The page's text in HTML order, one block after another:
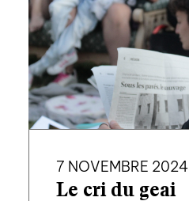
7 NOVEMBRE 2024
Le cri du geai